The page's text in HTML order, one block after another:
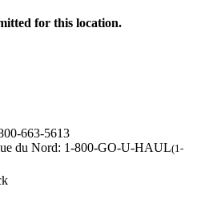
for this location.
663-5613
du Nord: 1-800-GO-U-HAUL(1-